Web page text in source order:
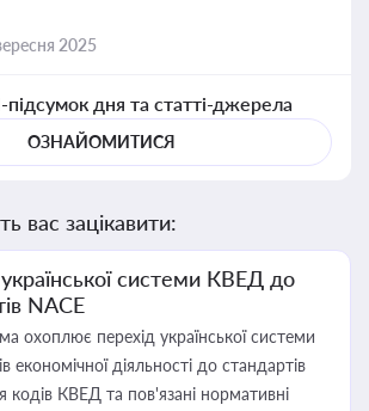
2025
дня та статті-джерела
ОЗНАЙОМИТИСЯ
вас зацікавити:
системи КВЕД до
NACE
охоплює перехід української системи
економічної діяльності до стандартів
кодів КВЕД та пов'язані нормативні